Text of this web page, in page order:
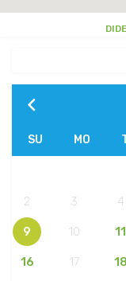
SU MO
2 3 4
9 10 11
16 17 18